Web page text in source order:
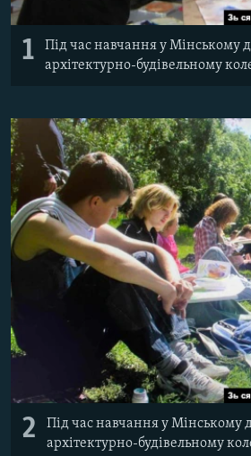
1
Під час навчання у Мінському
архітектурно-будівельному
2
Під час навчання у Мінському
архітектурно-будівельному